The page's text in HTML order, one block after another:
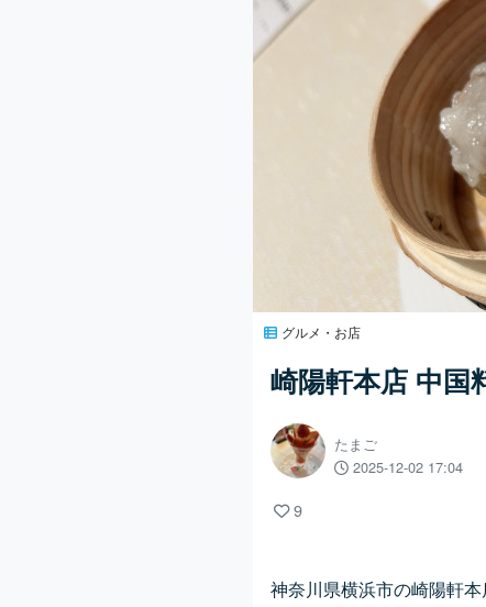
グルメ・お店
崎陽軒本店 中国
たまご
2025-12-02 17:04
9
神奈川県横浜市の崎陽軒